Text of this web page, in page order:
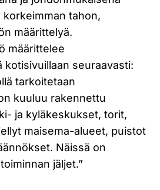
tahon,
määrittelyä.
määrittelee
seuraavasti:
tarkoitetaan
kuuluu rakennettu
ja kyläkeskukset, torit,
maisema-alueet, puistot
Näissä on
jäljet.”